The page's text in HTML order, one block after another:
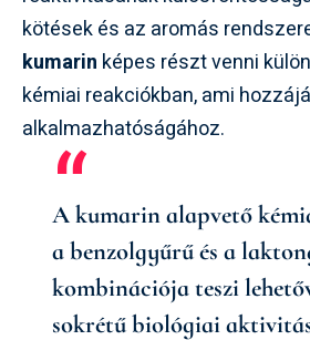
kötések és az aromás
kumarin képes részt venni
kémiai reakciókban, ami
alkalmazhatóságához.
Akumarinalapvető
a benzolgyűrű és a
kombinációja teszi
sokrétű biológiai